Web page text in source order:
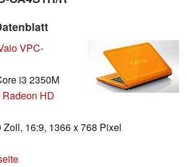
VPC-
i3 2350M
HD
Zoll, 16:9, 1366 x 768 Pixel